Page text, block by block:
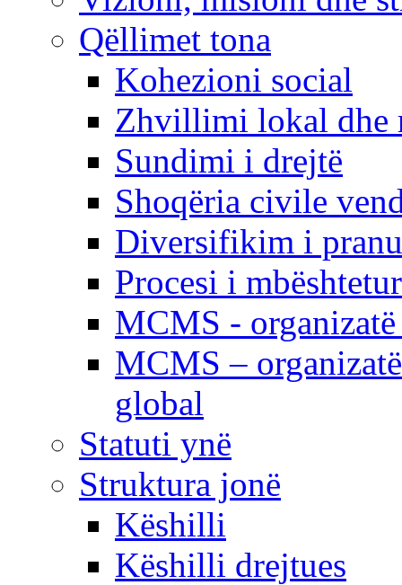
Qëllimet tona
Kohezioni social
Zhvillimi lokal dhe
Sundimi i drejtë
Shoqëria civile
Diversifikim i
Procesi i
MCMS -
MCMS –
global
Statuti ynë
Struktura jonë
Këshilli
Këshilli drejtues